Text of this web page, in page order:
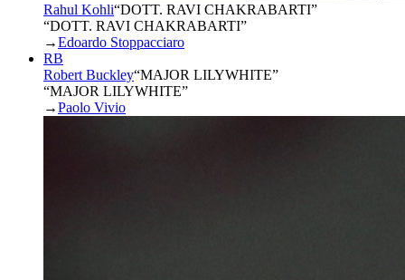
Rahul Kohli“DOTT. RAVI CHAKRABARTI”
“DOTT. RAVI CHAKRABARTI”
→Edoardo Stoppacciaro
RB
Robert Buckley“MAJOR LILYWHITE”
“MAJOR LILYWHITE”
→Paolo Vivio